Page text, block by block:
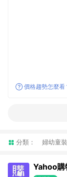
價格趨勢怎麼看
分類： 婦幼童裝
Yahoo購